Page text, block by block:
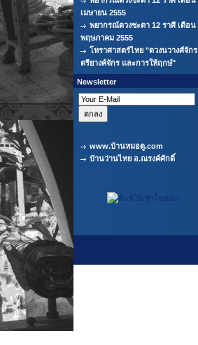
เมษายน 2555
พยากรณ์ดวงชะตา 12 ราศี เดือน
พฤษภาคม 2555
โหราศาสตร์ไทย "ดวงนวางศ์จักร
ตรียางค์จักร และการให้ฤกษ์"
Newsletter
www.บ้านหมอดู.com
บ้านว่านไทย อ.ณรงค์ศักดิ์